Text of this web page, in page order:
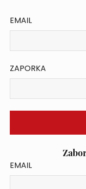
EMAIL
ZAPORKA
EMAIL